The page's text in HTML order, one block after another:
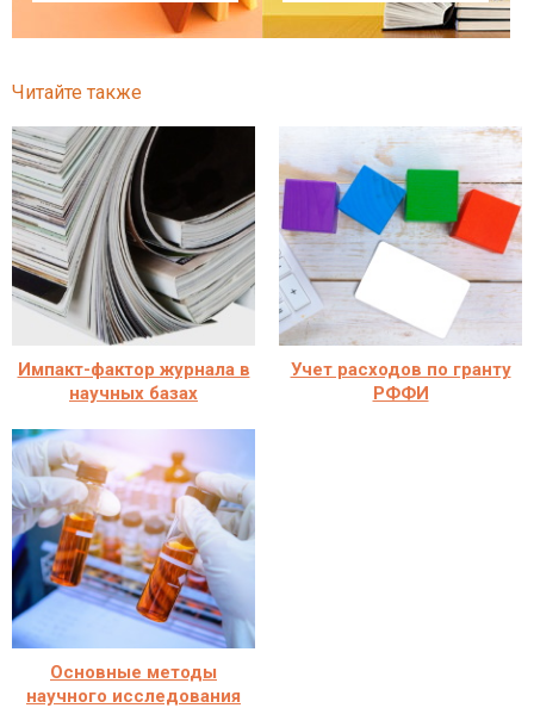
Читайте также
Импакт-фактор журнала в
научных базах
Учет расходов по гранту
РФФИ
Основные методы
научного исследования